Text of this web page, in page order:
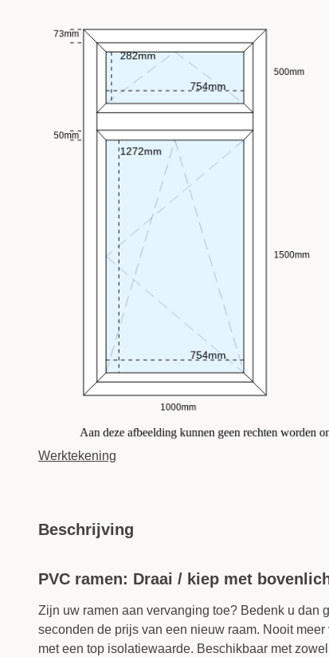
Werktekening
Beschrijving
PVC ramen: Draai / kiep met
Zijn uw ramen aan vervanging toe? Bedenk u dan
seconden de prijs van een nieuw raam. Nooit
met een top isolatiewaarde. Beschikbaar met